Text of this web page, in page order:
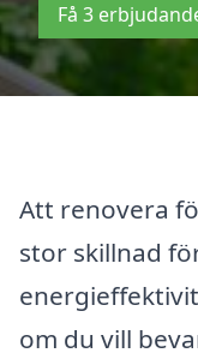
Få 3
Att renovera
stor skillnad
om du vill